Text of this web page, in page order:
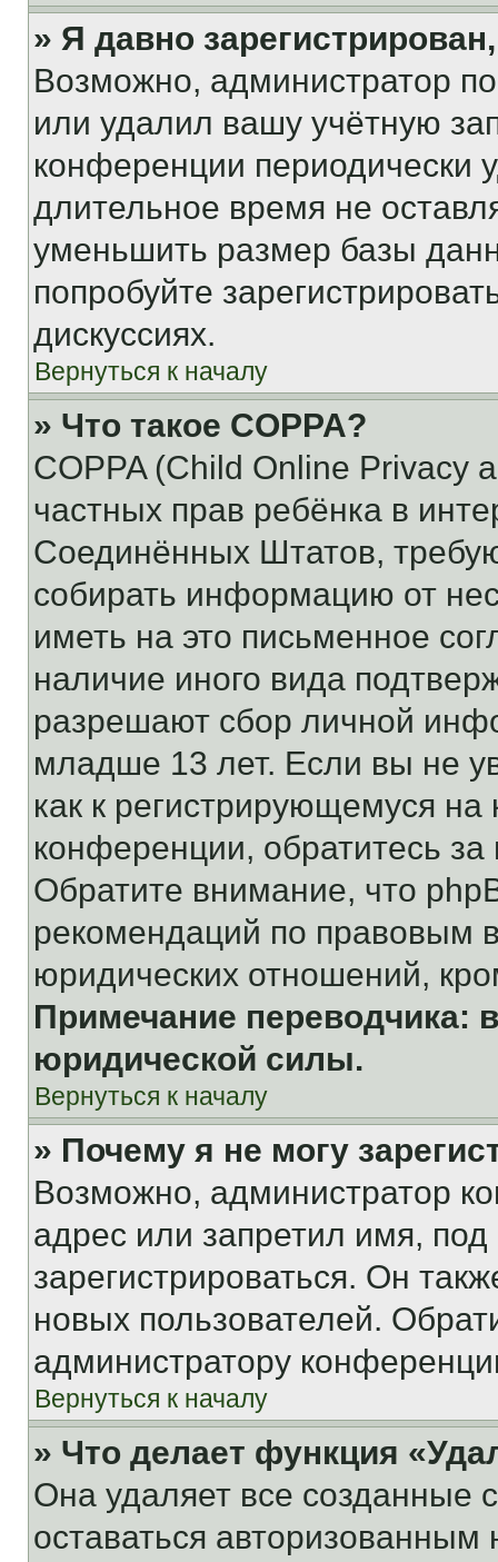
» Я давно
Возможно, администратор
или удалил вашу учётную
конференции периодически
длительное время не
уменьшить размер базы
попробуйте
дискуссиях.
Вернуться к началу
» Что такое COPPA?
COPPA (Child Online Privacy
частных прав ребёнка в
Соединённых Штатов,
собирать информацию от
иметь на это письменное
наличие иного вида
разрешают сбор личной
младше 13 лет. Если вы не
как к регистрирующемуся
конференции, обратитесь
Обратите внимание, что
рекомендаций по правовым
юридических отношений,
Примечание переводчика:
юридической силы.
Вернуться к началу
» Почему я не могу
Возможно, администратор
адрес или запретил имя,
зарегистрироваться. Он
новых пользователей.
администратору
Вернуться к началу
» Что делает функция
Она удаляет все созданные
оставаться